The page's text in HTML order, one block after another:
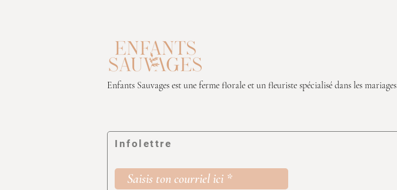
Enfants Sauvages est une ferme florale et un fleuriste spécialisé dans les mariages
Infolettre